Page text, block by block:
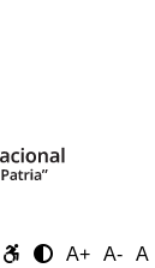
A+ A- A